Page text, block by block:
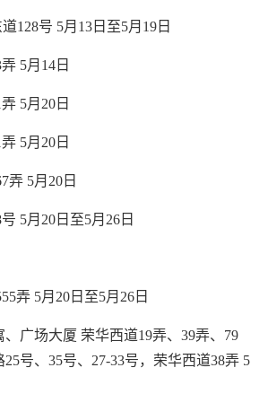
128号 5月13日至5月19日
5月14日
5月20日
5月20日
弄 5月20日
5月20日至5月26日
弄 5月20日至5月26日
广场大厦 荣华西道19弄、39弄、79
号、35号、27-33号，荣华西道38弄 5